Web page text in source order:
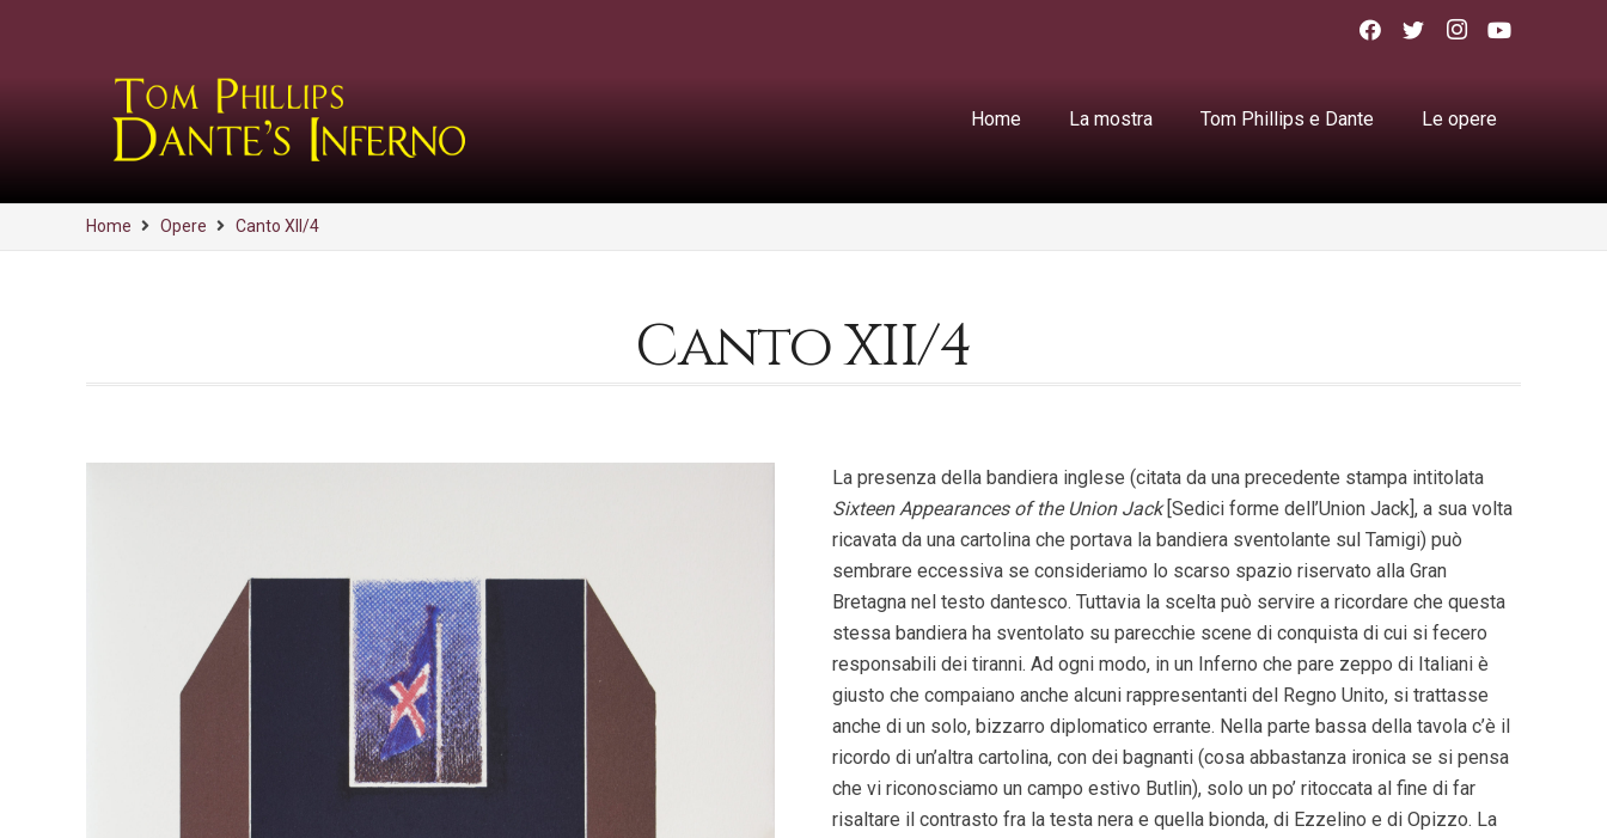
Home La mostra Tom Phillips e Dante Le opere
Home Opere Canto XII/4
Canto XII/4
La presenza della bandiera inglese (citata da una precedente stampa intitolata
Sixteen Appearances of the Union Jack[Sedici forme dell’Union Jack], a sua volta
ricavata da una cartolina che portava la bandiera sventolante sul Tamigi) può
sembrare eccessiva se consideriamo lo scarso spazio riservato alla Gran
Bretagna nel testo dantesco. Tuttavia la scelta può servire a ricordare che questa
stessa bandiera ha sventolato su parecchie scene di conquista di cui si fecero
responsabili dei tiranni. Ad ogni modo, in un Inferno che pare zeppo di Italiani è
giusto che compaiano anche alcuni rappresentanti del Regno Unito, si trattasse
anche di un solo, bizzarro diplomatico errante. Nella parte bassa della tavola c’è il
ricordo di un’altra cartolina, con dei bagnanti (cosa abbastanza ironica se si pensa
che vi riconosciamo un campo estivo Butlin), solo un po’ ritoccata al fine di far
risaltare il contrasto fra la testa nera e quella bionda, di Ezzelino e di Opizzo. La